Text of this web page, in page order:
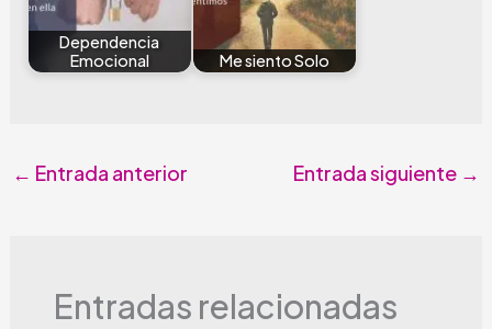
Dependencia
Emocional
Me siento Solo
← Entrada anterior Entrada siguiente →
Entradas relacionadas